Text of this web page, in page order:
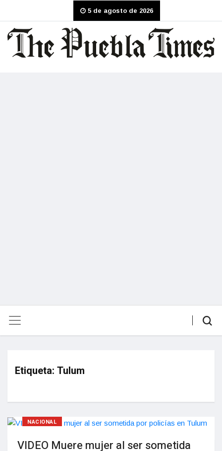
5 de agosto de 2026
Etiqueta: Tulum
NACIONAL
VIDEO Muere mujer al ser sometida